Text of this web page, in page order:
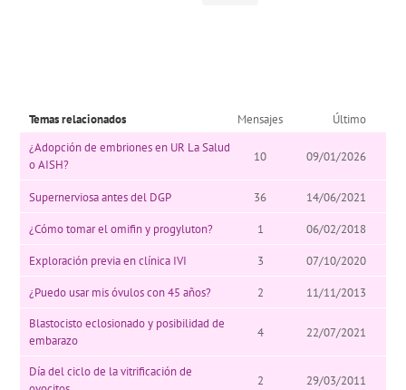
Temas relacionados Mensajes
Último
¿Adopción de embriones en UR La Salud
o AISH?
10 09/01/2026
Supernerviosa antes del DGP 36 14/06/2021
¿Cómo tomar el omifin y progyluton? 1 06/02/2018
Exploración previa en clínica IVI 3 07/10/2020
¿Puedo usar mis óvulos con 45 años? 2
11/11/2013
Blastocisto eclosionado y posibilidad de
embarazo
4 22/07/2021
Día del ciclo de la vitrificación de
2 29/03/2011